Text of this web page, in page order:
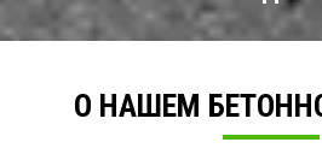
О НАШЕМ